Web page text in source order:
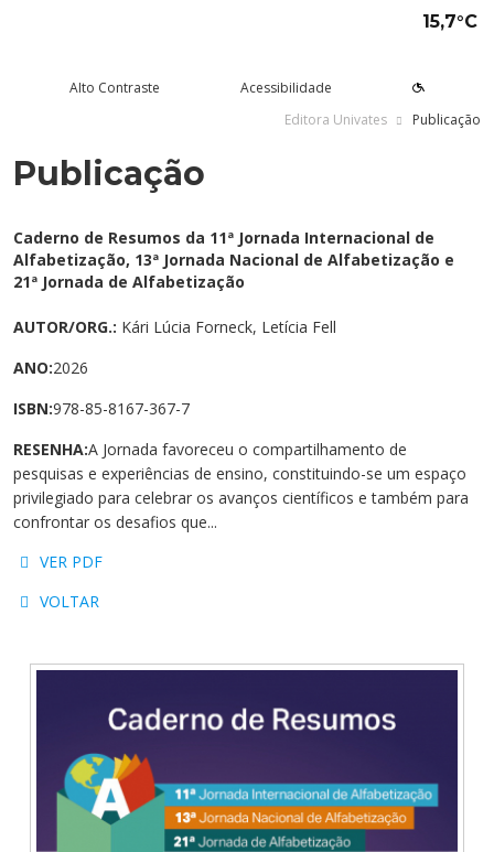
15,7°C
aqui
de ingresso
e bolsas
que a Univates?
guiadas
Univates
Presencial
a Distância - EAD
e Doutorados
MBA
Crie
de Idiomas
Mantenedora
Virtual
Institucional
e Inovação
da Inovação
Tecnológica da
e Projetos de
e Lazer
Univates
Univates
e Saúde
Culturais
& Você - Comunidade
de Carreiras
Alto Contraste
Acessibilidade
Editora Univates
Publicação
Publicação
Caderno de Resumos da 11ª Jornada Internacional de
Alfabetização, 13ª Jornada Nacional de Alfabetização e
21ª Jornada de Alfabetização
AUTOR/ORG.: Kári Lúcia Forneck, Letícia Fell
ANO:2026
ISBN:978-85-8167-367-7
RESENHA:A Jornada favoreceu o compartilhamento de
pesquisas e experiências de ensino, constituindo-se um espaço
privilegiado para celebrar os avanços científicos e também para
confrontar os desafios que...
VER PDF
VOLTAR